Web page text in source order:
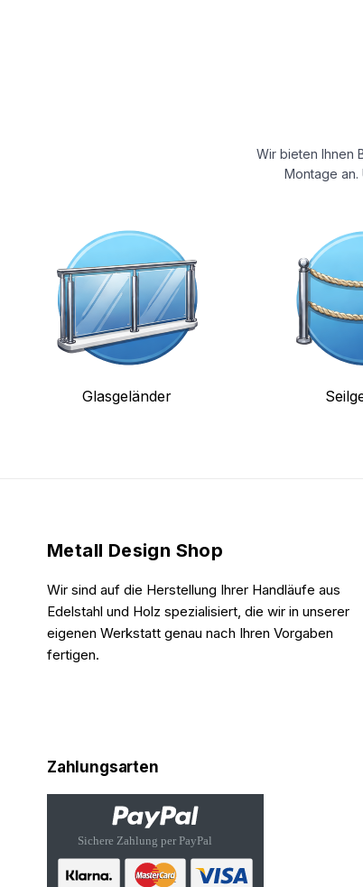
Wir bieten Ihnen
Montage an.
Glasgeländer
Metall Design Shop
Wir sind auf die Herstellung Ihrer Handläufe aus
Edelstahl und Holz spezialisiert, die wir in unserer
eigenen Werkstatt genau nach Ihren Vorgaben
fertigen.
Zahlungsarten